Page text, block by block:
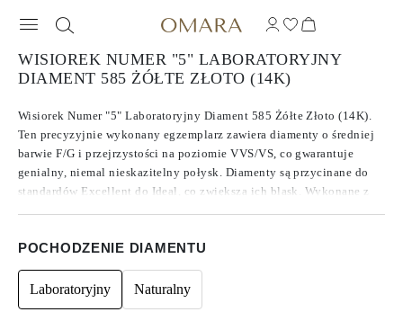
WISIOREK NUMER "5" LABORATORYJNY
DIAMENT 585 ŻÓŁTE ZŁOTO (14K)
Wisiorek Numer "5" Laboratoryjny Diament 585 Żółte Złoto (14K).
Ten precyzyjnie wykonany egzemplarz zawiera diamenty o średniej
barwie F/G i przejrzystości na poziomie VVS/VS, co gwarantuje
genialny, niemal nieskazitelny połysk. Diamenty są przycinane do
standardów Excellent do Ideal, co zwiększa ich blask. Wykonane z
mają kształt Okrągły, co nadaje ponadczasowy design, o łącznej
masie w karatach. 0.07.
POCHODZENIE DIAMENTU
Laboratoryjny Naturalny